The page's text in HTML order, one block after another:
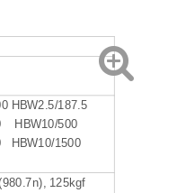
HBW2.5/187.5
HBW10/500
HBW10/1500
125kgf